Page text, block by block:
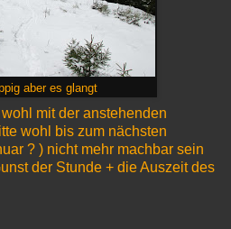
aber es glangt
mit der anstehenden
wohl bis zum nächsten
? ) nicht mehr machbar sein
der Stunde + die Auszeit des